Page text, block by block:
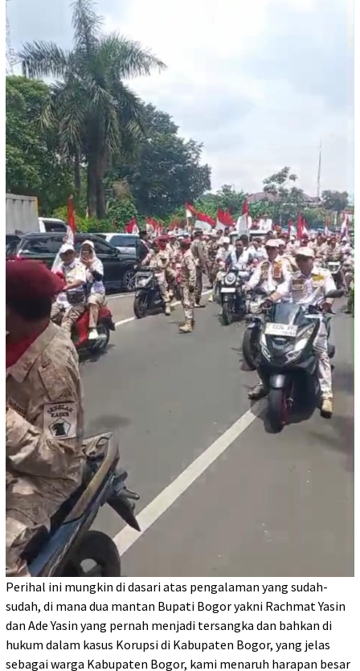
Perihal ini mungkin di dasari atas pengalaman yang sudah-
sudah, di mana dua mantan Bupati Bogor yakni Rachmat Yasin
dan Ade Yasin yang pernah menjadi tersangka dan bahkan di
hukum dalam kasus Korupsi di Kabupaten Bogor, yang jelas
sebagai warga Kabupaten Bogor, kami menaruh harapan besar